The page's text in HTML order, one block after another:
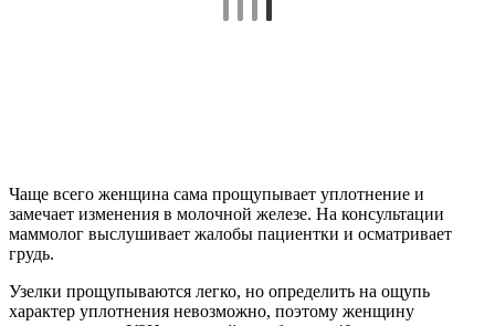
Чаще всего женщина сама прощупывает уплотнение и
замечает изменения в молочной железе. На консультации
маммолог выслушивает жалобы пациентки и осматривает
грудь.
Узелки прощупываются легко, но определить на ощупь
характер уплотнения невозможно, поэтому женщину